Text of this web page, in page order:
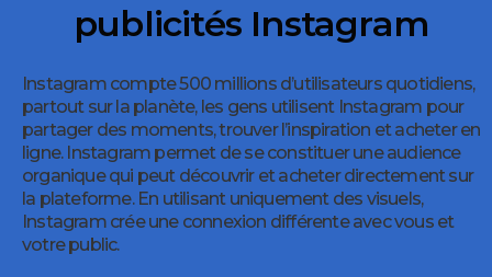
publicités Instagram
Instagram compte 500 millions d’utilisateurs quotidiens,
partout sur la planète, les gens utilisent Instagram pour
partager des moments, trouver l’inspiration et acheter en
ligne. Instagram permet de se constituer une audience
organique qui peut découvrir et acheter directement sur
la plateforme. En utilisant uniquement des visuels,
Instagram crée une connexion différente avec vous et
votre public.